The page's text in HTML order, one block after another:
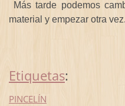
Más tarde podemos
material y empezar otra vez.
Etiquetas:
PINCELÍN